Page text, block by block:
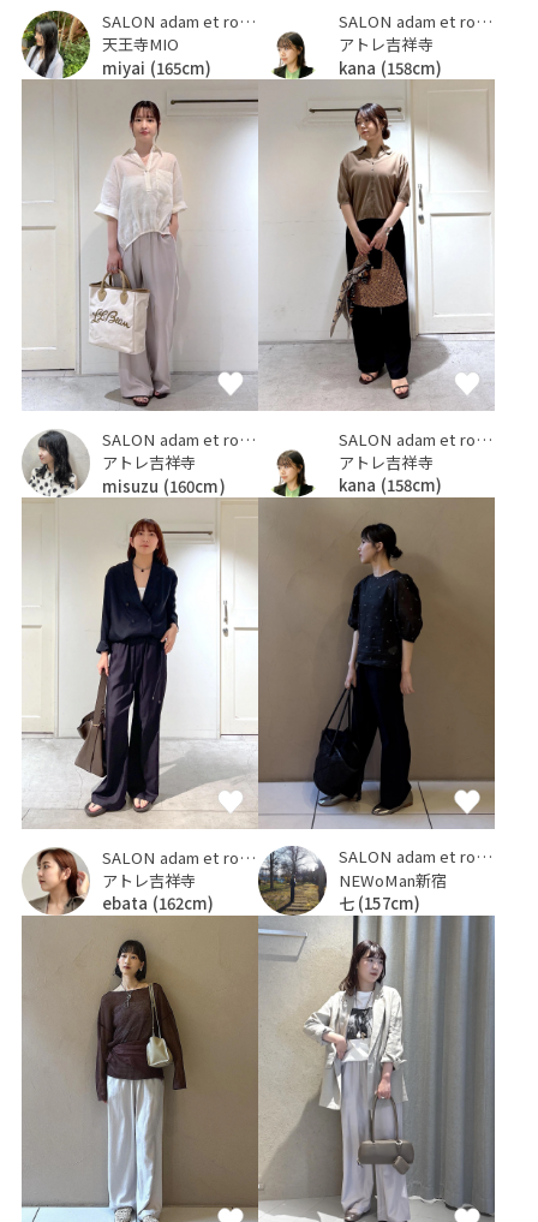
SALON adam et ropé
天王寺MIO
miyai (165cm)
SALON adam et ropé
アトレ吉祥寺
kana (158cm)
SALON adam et ropé
アトレ吉祥寺
misuzu (160cm)
SALON adam et ropé
アトレ吉祥寺
kana (158cm)
SALON adam et ropé
アトレ吉祥寺
ebata (162cm)
SALON adam et ropé
NEWoMan新宿
七 (157cm)